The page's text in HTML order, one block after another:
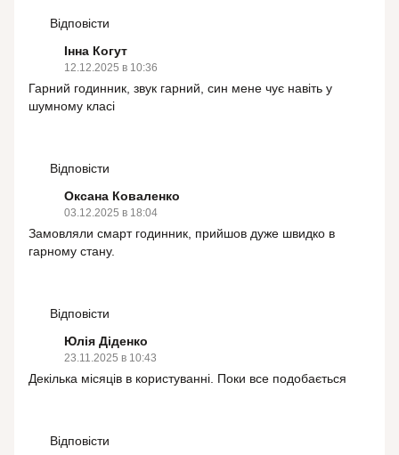
Відповісти
Інна Когут
12.12.2025 в 10:36
Гарний годинник, звук гарний, син мене чує навіть у
шумному класі
Відповісти
Оксана Коваленко
03.12.2025 в 18:04
Замовляли смарт годинник, прийшов дуже швидко в
гарному стану.
Відповісти
Юлія Діденко
23.11.2025 в 10:43
Декілька місяців в користуванні. Поки все подобається
Відповісти